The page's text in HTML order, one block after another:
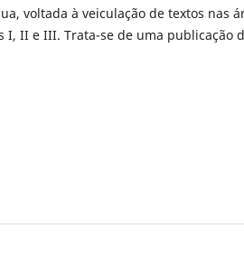
voltada à veiculação de textos nas
I, II e III. Trata-se de uma publicação